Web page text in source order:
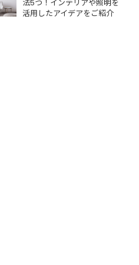
法5つ！インテリアや照明を
活用したアイデアをご紹介